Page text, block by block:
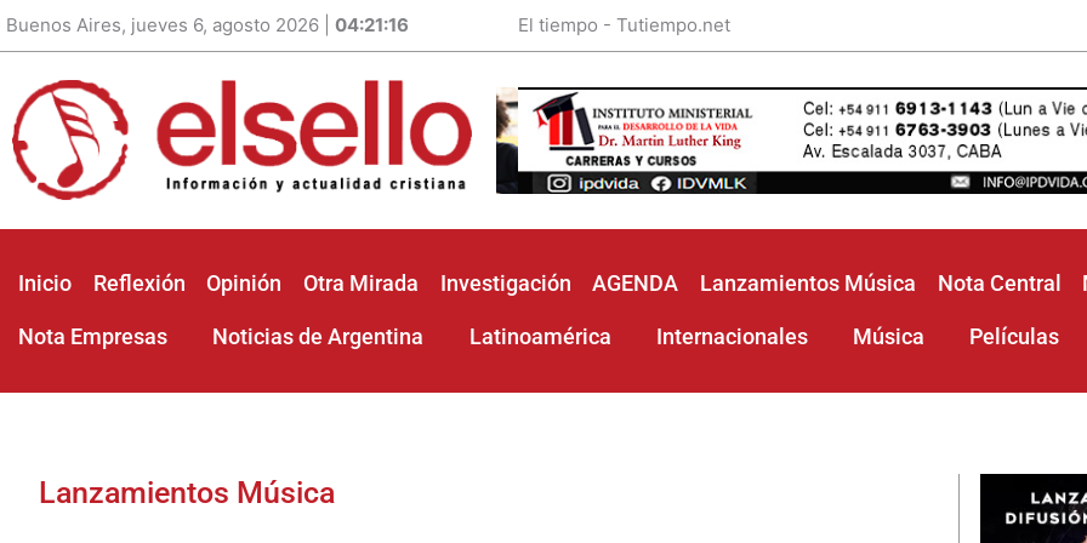
Buenos Aires, jueves 6, agosto 2026 | 04:21:18 El tiempo - Tutiempo.net
Inicio Reflexión Opinión Otra Mirada Investigación AGENDA Lanzamientos Música Nota Central
Nota Empresas Noticias de Argentina Latinoamérica Internacionales Música Películas
Lanzamientos Música